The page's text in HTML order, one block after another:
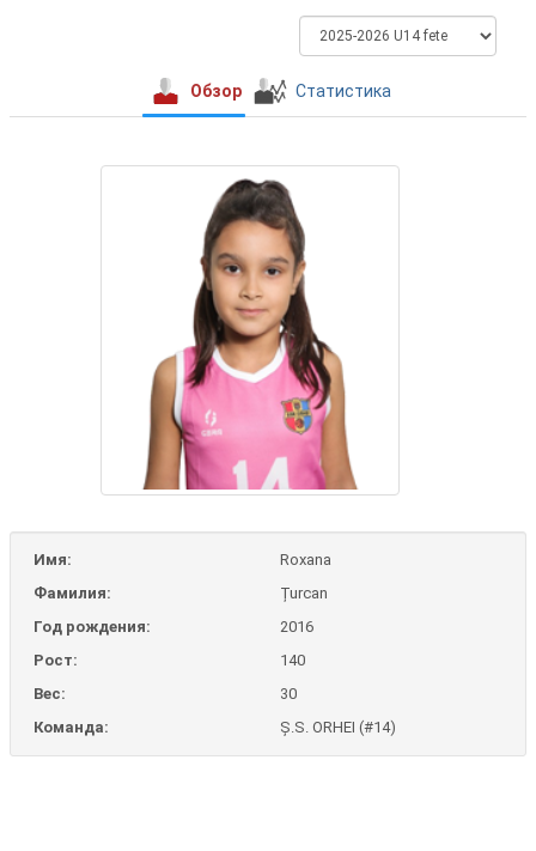
Обзор Статистика
Имя:
Roxana
Фамилия:
Țurcan
Год рождения:
2016
Рост:
140
Вес:
30
Команда:
Ș.S. ORHEI (#14)